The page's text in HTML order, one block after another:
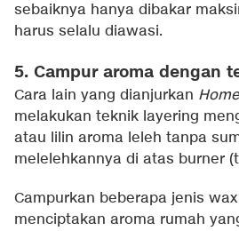
sebaiknya hanya dibakar
harus selalu diawasi.
5. Campur aroma dengan
Cara lain yang dianjurkan
melakukan teknik layering
atau lilin aroma leleh tanpa
melelehkannya di atas burner
Campurkan beberapa jenis
menciptakan aroma rumah